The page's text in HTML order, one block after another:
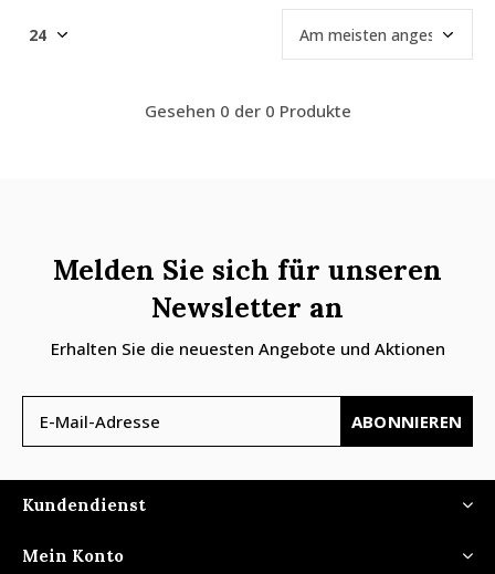
Gesehen 0 der 0 Produkte
Melden Sie sich für unseren
Newsletter an
Erhalten Sie die neuesten Angebote und Aktionen
ABONNIEREN
Kundendienst
Mein Konto